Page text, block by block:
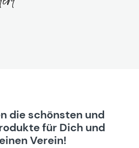
die schönsten und
für Dich und
Verein!